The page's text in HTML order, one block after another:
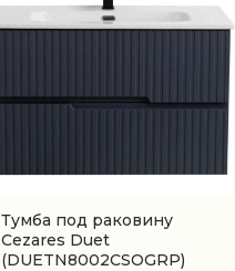
Тумба под раковину
Cezares Duet
(DUETN8002CSOGRP)